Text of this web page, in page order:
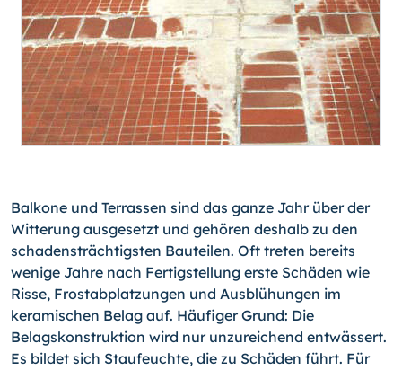
Balkone und Terrassen sind das ganze Jahr über der
Witterung ausgesetzt und gehören deshalb zu den
schadensträchtigsten Bauteilen. Oft treten bereits
wenige Jahre nach Fertigstellung erste Schäden wie
Risse, Frostabplatzungen und Ausblühungen im
keramischen Belag auf. Häufiger Grund: Die
Belagskonstruktion wird nur unzureichend entwässert.
Es bildet sich Staufeuchte, die zu Schäden führt. Für